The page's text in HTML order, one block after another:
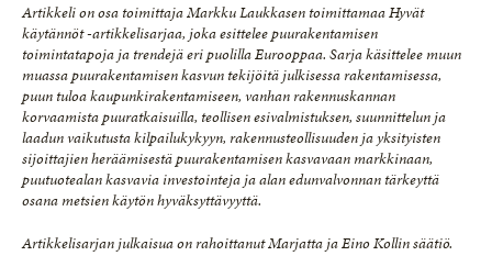
Artikkeli on osa toimittaja Markku Laukkasen toimittamaa Hyvät
käytännöt -artikkelisarjaa, joka esittelee puurakentamisen
toimintatapoja ja trendejä eri puolilla Eurooppaa. Sarja käsittelee muun
muassa puurakentamisen kasvun tekijöitä julkisessa rakentamisessa,
puun tuloa kaupunkirakentamiseen, vanhan rakennuskannan
korvaamista puuratkaisuilla, teollisen esivalmistuksen, suunnittelun ja
laadun vaikutusta kilpailukykyyn, rakennusteollisuuden ja yksityisten
sijoittajien heräämisestä puurakentamisen kasvavaan markkinaan,
puutuotealan kasvavia investointeja ja alan edunvalvonnan tärkeyttä
osana metsien käytön hyväksyttävyyttä.
Artikkelisarjan julkaisua on rahoittanut Marjatta ja Eino Kollin säätiö.